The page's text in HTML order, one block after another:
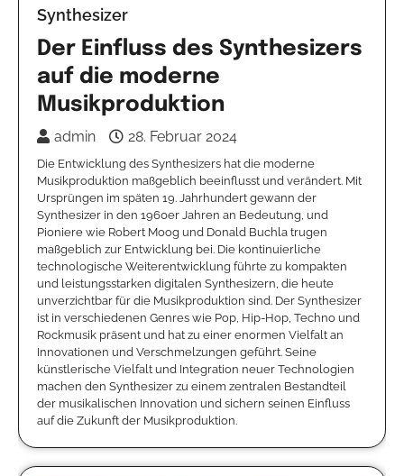
Synthesizer
Der Einfluss des Synthesizers
auf die moderne
Musikproduktion
admin 28. Februar 2024
Die Entwicklung des Synthesizers hat die moderne
Musikproduktion maßgeblich beeinflusst und verändert. Mit
Ursprüngen im späten 19. Jahrhundert gewann der
Synthesizer in den 1960er Jahren an Bedeutung, und
Pioniere wie Robert Moog und Donald Buchla trugen
maßgeblich zur Entwicklung bei. Die kontinuierliche
technologische Weiterentwicklung führte zu kompakten
und leistungsstarken digitalen Synthesizern, die heute
unverzichtbar für die Musikproduktion sind. Der Synthesizer
ist in verschiedenen Genres wie Pop, Hip-Hop, Techno und
Rockmusik präsent und hat zu einer enormen Vielfalt an
Innovationen und Verschmelzungen geführt. Seine
künstlerische Vielfalt und Integration neuer Technologien
machen den Synthesizer zu einem zentralen Bestandteil
der musikalischen Innovation und sichern seinen Einfluss
auf die Zukunft der Musikproduktion.